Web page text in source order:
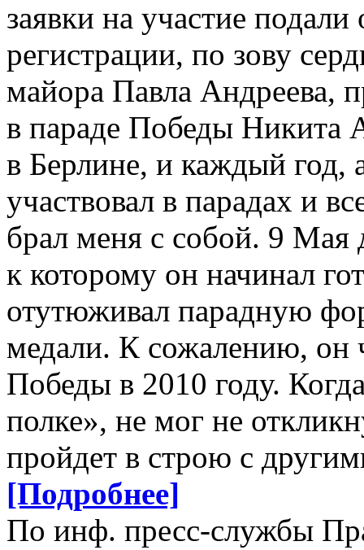
заявки на участие
регистрации, по зову
майора Павла Андреева,
в параде Победы Никита
в Берлине, и каждый год,
участвовал в парадах и
брал меня с собой. 9 Мая
к которому он начинал
отутюживал парадную
медали. К сожалению, он
Победы в 2010 году.
полке», не мог не
пройдет в строю с
[Подробнее]
По инф. пресс-службы